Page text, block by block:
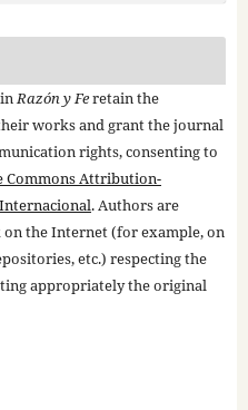
inRazón y Feretain the
works and grant the journal
rights, consenting to
Commons Attribution-
. Authors are
the Internet (for example, on
etc.) respecting the
appropriately the original